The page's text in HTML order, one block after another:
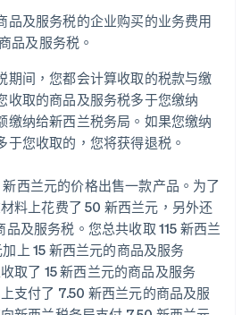
品及服务税的企业购买的业务费用
品及服务税。
期间，您都会计算收取的税款与缴
收取的商品及服务税多于您缴纳
缴纳给新西兰税务局。如果您缴纳
于您收取的，您将获得退税。
西兰元的价格出售一款产品。为了
料上花费了 50 新西兰元，另外还
及服务税。您总共收取 115 新西兰
上 15 新西兰元的商品及服务
取了 15 新西兰元的商品及服务
支付了 7.50 新西兰元的商品及服